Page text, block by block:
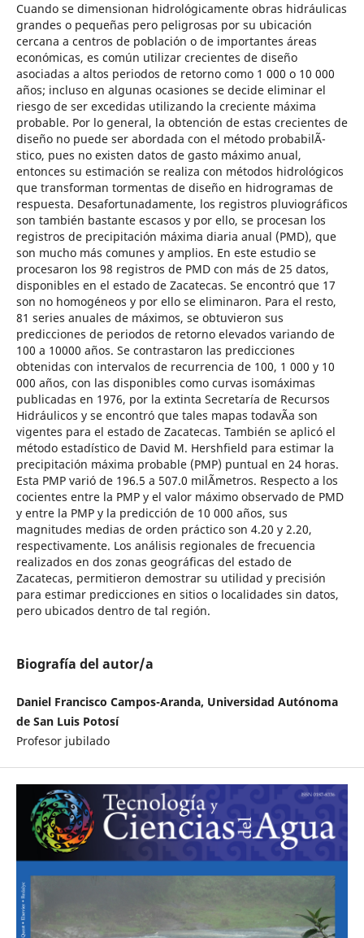
Cuando se dimensionan hidrológicamente obras hidráulicas
grandes o pequeñas pero peligrosas por su ubicación
cercana a centros de población o de importantes áreas
económicas, es común utilizar crecientes de diseño
asociadas a altos periodos de retorno como 1 000 o 10 000
años; incluso en algunas ocasiones se decide eliminar el
riesgo de ser excedidas utilizando la creciente máxima
probable. Por lo general, la obtención de estas crecientes de
diseño no puede ser abordada con el método probabilÃ­
stico, pues no existen datos de gasto máximo anual,
entonces su estimación se realiza con métodos hidrológicos
que transforman tormentas de diseño en hidrogramas de
respuesta. Desafortunadamente, los registros pluviográficos
son también bastante escasos y por ello, se procesan los
registros de precipitación máxima diaria anual (PMD), que
son mucho más comunes y amplios. En este estudio se
procesaron los 98 registros de PMD con más de 25 datos,
disponibles en el estado de Zacatecas. Se encontró que 17
son no homogéneos y por ello se eliminaron. Para el resto,
81 series anuales de máximos, se obtuvieron sus
predicciones de periodos de retorno elevados variando de
100 a 10000 años. Se contrastaron las predicciones
obtenidas con intervalos de recurrencia de 100, 1 000 y 10
000 años, con las disponibles como curvas isomáximas
publicadas en 1976, por la extinta Secretaría de Recursos
Hidráulicos y se encontró que tales mapas todavÃ­a son
vigentes para el estado de Zacatecas. También se aplicó el
método estadístico de David M. Hershfield para estimar la
precipitación máxima probable (PMP) puntual en 24 horas.
Esta PMP varió de 196.5 a 507.0 milÃ­metros. Respecto a los
cocientes entre la PMP y el valor máximo observado de PMD
y entre la PMP y la predicción de 10 000 años, sus
magnitudes medias de orden práctico son 4.20 y 2.20,
respectivamente. Los análisis regionales de frecuencia
realizados en dos zonas geográficas del estado de
Zacatecas, permitieron demostrar su utilidad y precisión
para estimar predicciones en sitios o localidades sin datos,
pero ubicados dentro de tal región.
Biografía del autor/a
Daniel Francisco Campos-Aranda, Universidad Autónoma
de San Luis Potosí
Profesor jubilado